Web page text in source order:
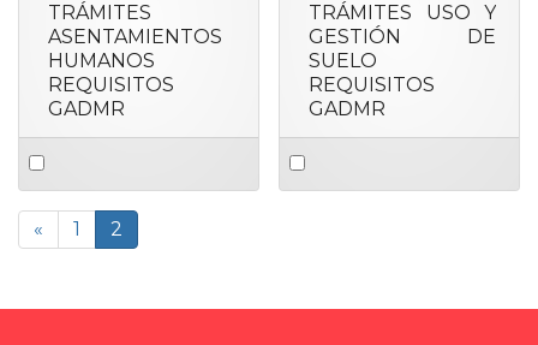
TRÁMITES
ASENTAMIENTOS
HUMANOS
REQUISITOS
GADMR
Select
an
item
TRÁMITES USO Y
GESTIÓN DE
SUELO
REQUISITOS
GADMR
Select
an
« 1 2